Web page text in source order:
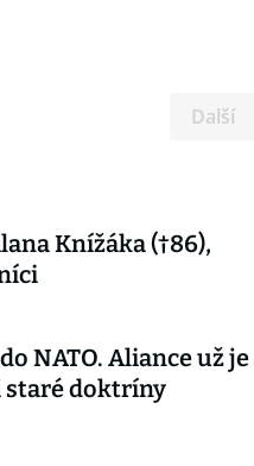
Další
Knížáka (†86),
NATO. Aliance už je
staré doktríny